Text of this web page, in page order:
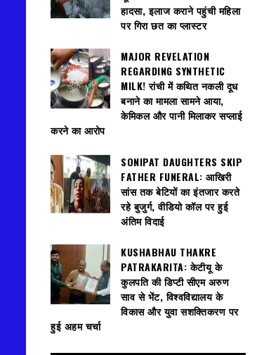
हादसा, इलाज कराने पहुंची महिला
पर गिरा छत का प्लास्टर
MAJOR REVELATION
REGARDING SYNTHETIC
MILK! रांची में कथित नकली दूध
बनाने का मामला सामने आया,
केमिकल और पानी मिलाकर सप्लाई
करने का आरोप
SONIPAT DAUGHTERS SKIP
FATHER FUNERAL: आखिरी
सांस तक बेटियों का इंतजार करते
रहे बुजुर्ग, वीडियो कॉल पर हुई
अंतिम विदाई
KUSHABHAU THAKRE
PATRAKARITA: केटीयू के
कुलपति की डिप्टी सीएम अरुण
साव से भेंट, विश्वविद्यालय के
विकास और युवा सशक्तिकरण पर
हुई अहम चर्चा